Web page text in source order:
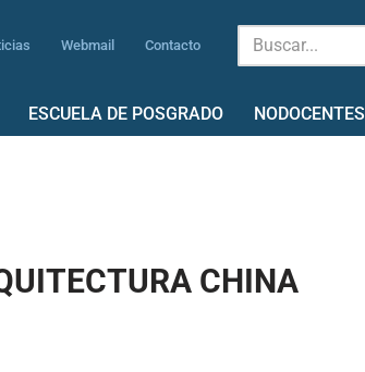
Webmail Contacto
ESCUELA DE POSGRADO NODOCENTES
CHINA